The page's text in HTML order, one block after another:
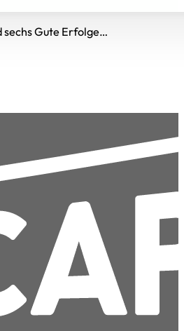
sechs Gute Erfolge…